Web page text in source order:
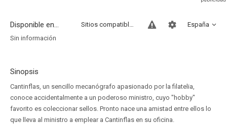
Disponible en... España
Sitios compatibles
Sin información
Sinopsis
Cantinflas, un sencillo mecanógrafo apasionado por la filatelia,
conoce accidentalmente a un poderoso ministro, cuyo "hobby"
favorito es coleccionar sellos. Pronto nace una amistad entre ellos lo
que lleva al ministro a emplear a Cantinflas en su oficina.